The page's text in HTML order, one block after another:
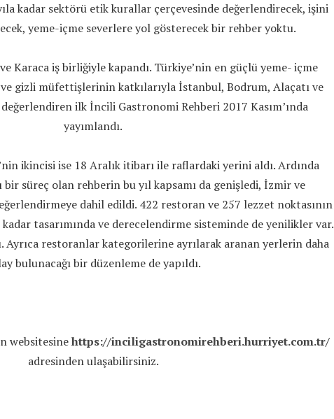
kadar sektörü etik kurallar çerçevesinde değerlendirecek, işini
yeme-içme severlere yol gösterecek bir rehber yoktu.
Karaca iş birliğiyle kapandı. Türkiye’nin en güçlü yeme- içme
gizli müfettişlerinin katkılarıyla İstanbul, Bodrum, Alaçatı ve
ilk İncili Gastronomi Rehberi 2017 Kasım’ında
yayımlandı.
ikincisi ise 18 Aralık itibarı ile raflardaki yerini aldı. Ardında
süreç olan rehberin bu yıl kapsamı da genişledi, İzmir ve
dahil edildi. 422 restoran ve 257 lezzet noktasının
tasarımında ve derecelendirme sisteminde de yenilikler var.
Ayrıca restoranlar kategorilerine ayrılarak aranan yerlerin daha
bulunacağı bir düzenleme de yapıldı.
websitesinehttps://inciligastronomirehberi.hurriyet.com.tr/
adresinden ulaşabilirsiniz.